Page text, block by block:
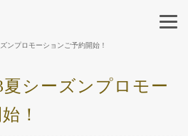
ンプロモーションご予約開始！
シーズンプロモー
！